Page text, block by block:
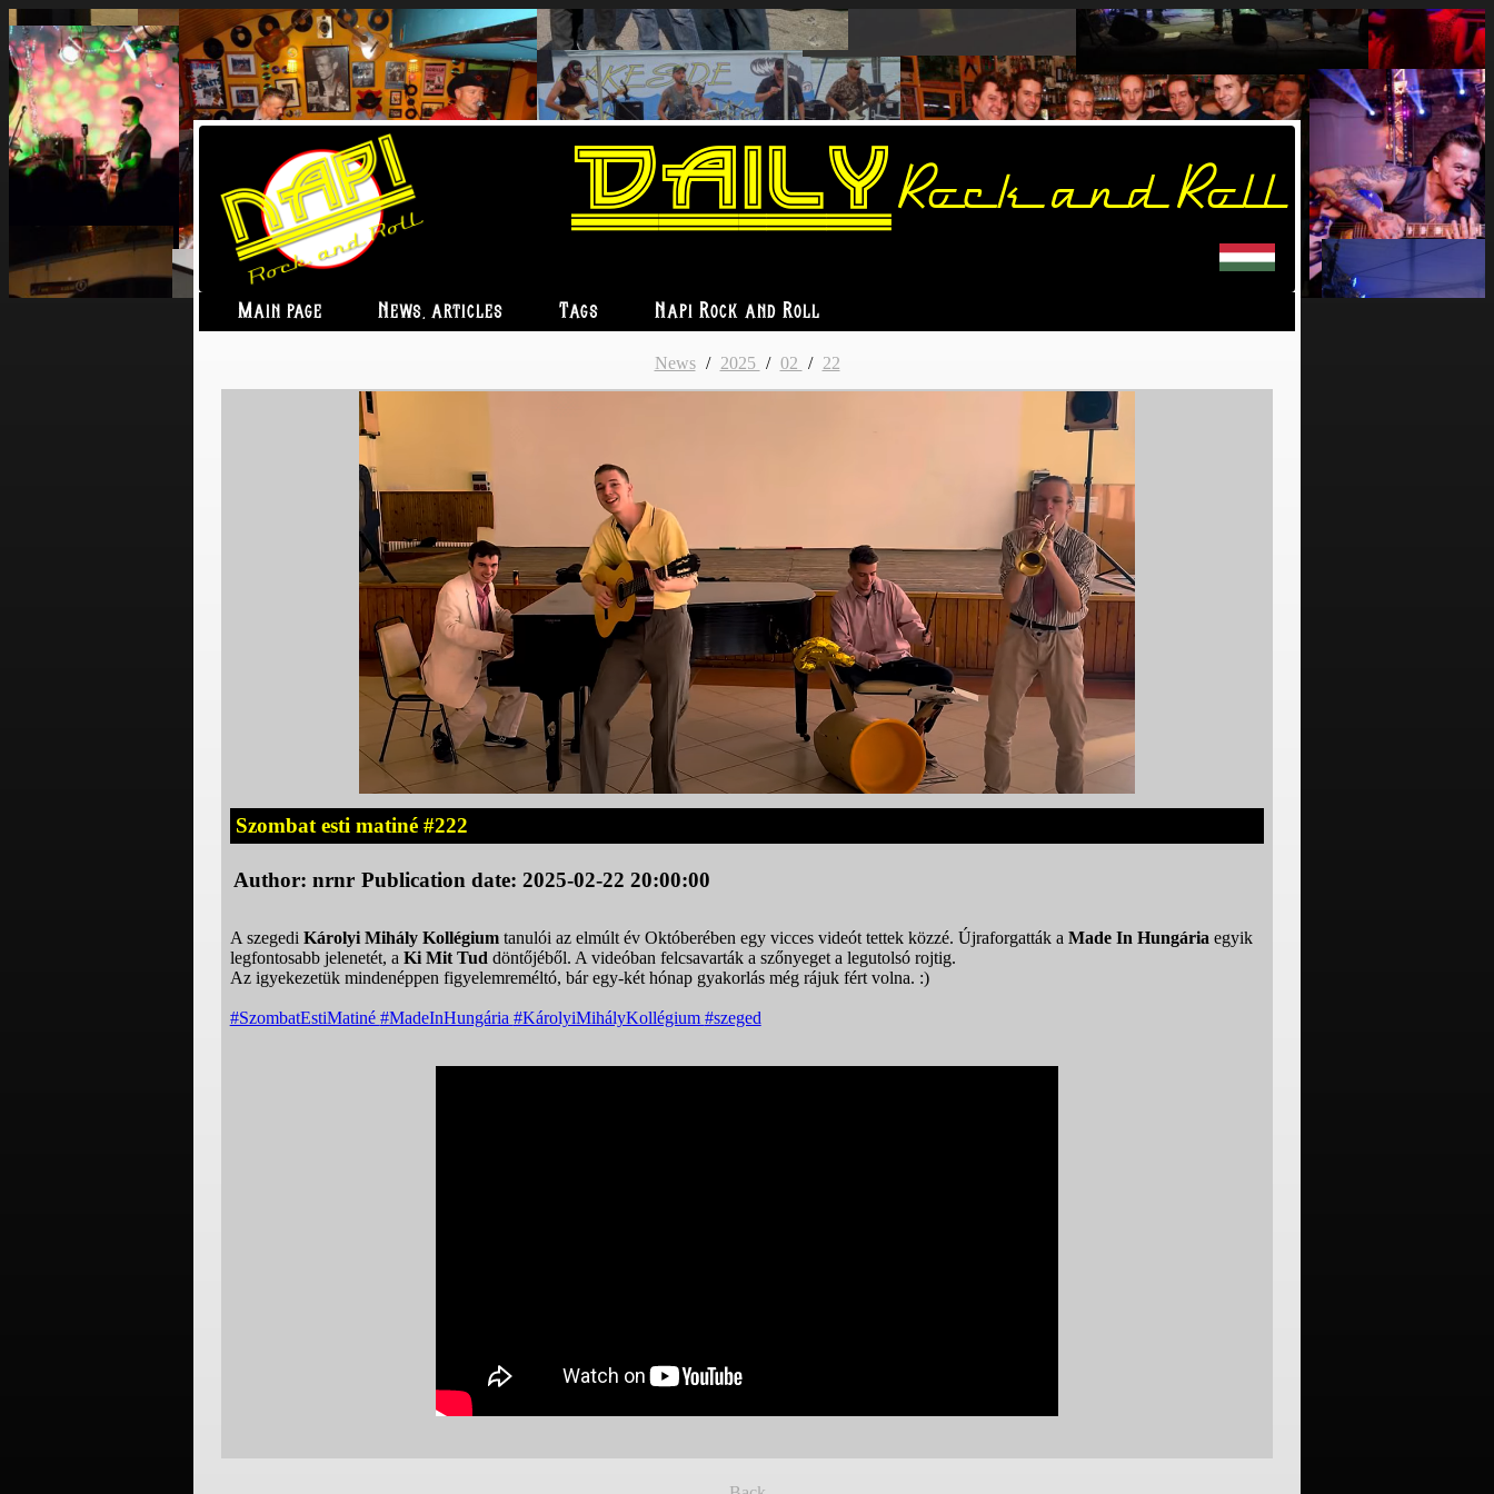
DailyRock and Roll
Main page News, articles Tags Napi Rock and Roll
News / 2025 / 02 / 22
Szombat esti matiné #222
Author: nrnr Publication date: 2025-02-22 20:00:00
A szegedi Károlyi Mihály Kollégiumtanulói az elmúlt év Októberében egy vicces videót tettek közzé. Újraforgatták a Made In Hungária egyik
legfontosabb jelenetét, a Ki Mit Tud döntőjéből. A videóban felcsavarták a szőnyeget a legutolsó rojtig.
Az igyekezetük mindenéppen figyelemreméltó, bár egy-két hónap gyakorlás még rájuk fért volna. :)
#SzombatEstiMatiné #MadeInHungária #KárolyiMihályKollégium #szeged